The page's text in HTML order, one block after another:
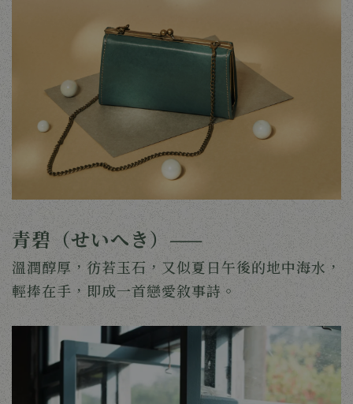
青碧（せいへき）——
溫潤醇厚，彷若玉石，又似夏日午後的地中海水，
輕捧在手，即成一首戀愛敘事詩。